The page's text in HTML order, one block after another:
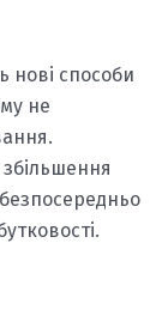
нові способи
не
безпосередньо